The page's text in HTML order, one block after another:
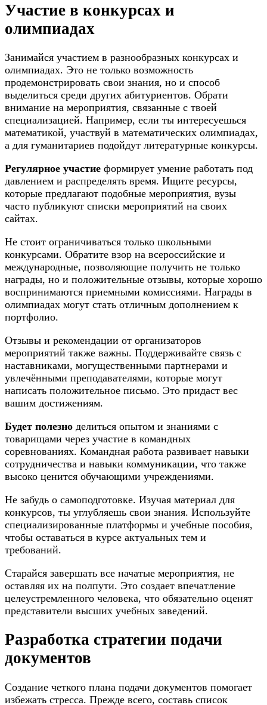
Участие в конкурсах и
олимпиадах
Занимайся участием в разнообразных конкурсах и
олимпиадах. Это не только возможность
продемонстрировать свои знания, но и способ
выделиться среди других абитуриентов. Обрати
внимание на мероприятия, связанные с твоей
специализацией. Например, если ты интересуешься
математикой, участвуй в математических олимпиадах,
а для гуманитариев подойдут литературные конкурсы.
Регулярное участие формирует умение работать под
давлением и распределять время. Ищите ресурсы,
которые предлагают подобные мероприятия, вузы
часто публикуют списки мероприятий на своих
сайтах.
Не стоит ограничиваться только школьными
конкурсами. Обратите взор на всероссийские и
международные, позволяющие получить не только
награды, но и положительные отзывы, которые хорошо
воспринимаются приемными комиссиями. Награды в
олимпиадах могут стать отличным дополнением к
портфолио.
Отзывы и рекомендации от организаторов
мероприятий также важны. Поддерживайте связь с
наставниками, могущественными партнерами и
увлечёнными преподавателями, которые могут
написать положительное письмо. Это придаст вес
вашим достижениям.
Будет полезно делиться опытом и знаниями с
товарищами через участие в командных
соревнованиях. Командная работа развивает навыки
сотрудничества и навыки коммуникации, что также
высоко ценится обучающими учреждениями.
Не забудь о самоподготовке. Изучая материал для
конкурсов, ты углубляешь свои знания. Используйте
специализированные платформы и учебные пособия,
чтобы оставаться в курсе актуальных тем и
требований.
Старайся завершать все начатые мероприятия, не
оставляя их на полпути. Это создает впечатление
целеустремленного человека, что обязательно оценят
представители высших учебных заведений.
Разработка стратегии подачи
документов
Создание четкого плана подачи документов помогает
избежать стресса. Прежде всего, составь список